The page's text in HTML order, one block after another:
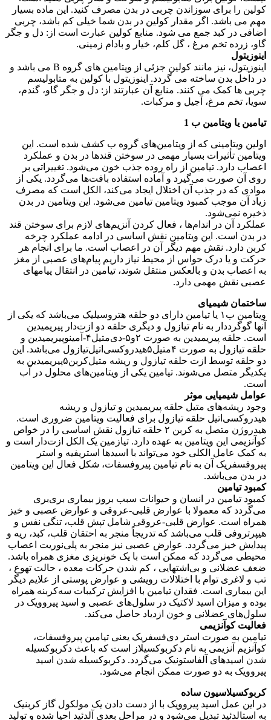
کولین را برای سوزاندن چربی در بدن مصرف کنید. این ماده بسیار
مهم می باشد. اگر مقدار کولین در بدن شما خیلی کم باشد، چربی
اضافی در کبد جمع می شود. منابع کولین عبارت است از: دل و جگر
گاو، زرده تخم مرغ ، گل کلم، خیار و بادام زمینی.
اینوزیتول
اینوزیتول، نیز مانند کولین جزئی از ویتامین های گروه B می باشد و
در داخل بدن ساخته می گردد. اینوزیتول با کولین به متابولیسم
چربی ها کمک می کنند. منابع آن عبارتند از: دل و جگر گاو، گندم،
سویا، تخم مرغ، آجیل و مرکبات.
تیامین یا ویتامین ب 1
اولین ویتامینی که از ویتامین‌های گروه ب کشف شده است. این
ویتامین تأثیرات بسیار مهمی در سوختن قندها در بدن و عملکرد
اعصاب دارد. تیامین از راه روده جذب خون می‌شود. تغییراتی بر
روی آن صورت می‌گیرد و آماده استفاده بافت‌ها می‌گردد. یکی از
موادی که در جذب آن اختلال ایجاد می‌کند، الکل است که مصرف
زیاد آن موجب کمبود ویتامین تیامین می‌شود. این ویتامین در بدن
ذخیره نمی‌شود.
عملکرد آن در اندام‌ها ، فعال کردن آنزیم‌های لازم برای سوختن قند
در بدن است. این ویتامین نقش اساسی در ادامه عملکرد چرخه
کربن دارد. نقش مهم دیگر آن در اعصاب است. ما برای انجام هر
حرکت و یا درک حواس از محیط نیاز داریم پیام‌های عصبی از مغز
به اعصاب بدن و بالعکس منتقل شوند، تیامین در انتقال پیامهای
عصبی نقش مهمی دارد.
ساختمان شیمیای
ویتامین ب۱ یا تیامین دارای دو حلقه هتروسیلیک می‌باشد که یکی از
آنها گوگرددار به نام تیازول و دیگری حلقه دو ازت‌دار پیریمیدین
است. حلقه پیریمیدین به صورت ۲و۵-دی‌متیل۴-آمینوپیریمیدین و
حلقه تیازول به صورت ۴متیل۵هیدروکسی‌اتیل‌تیازول می‌باشد. این
دو حلقه توسط ازت حلقه تیازول و ریشه متیل‌کربن۵پیریمیدین به
یکدیگر متصل می‌شوند. تیامین یکی از ویتامین‌های محلول در آب
است.
عوامل شیمیایی موثر
وجود ریشه‌های متیل حلقه پیریمیدین و تیازول و ریشه
هیدروکسی‌اتیل حلقه تیازول برای فعالیت ویتامین ضروری است.
هیدروژن متصل به کربن ۲ حلقه تیازول نقش اساسی را در خواص
کوآنزیمی این ویتامین به عهده دارد. تیازمین یک الکل ازت‌دار است و
به کمک عامل الکلی خود می‌تواند با اسیدها استریفیه و استر
پیروفسفریک آن به نام تیامین پیروفسفات، شکل فعال این ویتامین
در بدن می‌باشد.
کمبود تیامین
کمبود تیامین در انسان و حیوانات سبب بروز بیماری بری‌بری
می‌گردد که معمولا با عوارض قلبی-عروقی و عوارض عصبی و خیز
همراه است. عوارض قلبی-عروقی شامل تپش قلب، تنگی نفس و
هیپرتروفی قلب می‌باشد که تدریجاً منجر به احتقان قلب، کبد، ریه و
پیدایش خیز می‌گردد. عوارض عصبی نیز منجر به پلی‌نوریت اعصاب
محیطی می‌گردد که ممکن است با یک خونریزی مغزی همراه باشد.
ضعف عضلانی و بی‌اشتهایی ، کم شدن حرکات معده ، حالت تهوع ،
تب و لاغری توام با اختلالات رویشی و عوارض پوستی از علایم دیگر
این بیماری است. فقدان تیامین با افزایش ترکیبات سه‌کربنه همراه
بوده و میزان اسید لاکتیک در سلول‌های عصبی و اسید پیروویک در
سلول‌های عضلانی و خون ازدیاد حاصل می‌کند.
فعالیت کوآنزیمی
تیامین به صورت استر دی‌فسفریک یعنی تیامین پیروفسفات،
کوآنزیم آنزیمی به نام دکربوکسیلاز است که باعث دکربوکسیله
شدن اسیدهای آلفاستونیک می‌گردد. دکربوکسیله شدن اسید
پیروویک به دو صورت ممکن انجام می‌شود.
کربوکسیلاسیون ساده
در این عمل اسید پیروویک با از دست دادن یک مولکول گاز کربنیک
به استالدئید تبدیل می‌شود و در مراحل بعدی آلدئید احیا شده و تولید